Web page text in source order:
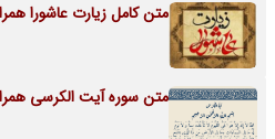
متن کامل زیارت عاشورا
متن سوره آیت الکرسی